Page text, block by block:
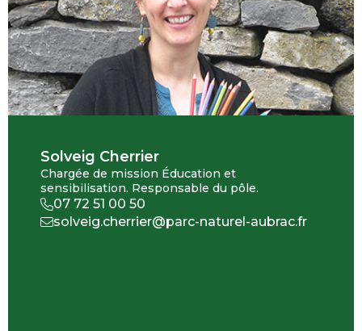
Solveig Cherrier
Chargée de mission Éducation et
sensibilisation. Responsable du pôle.
07 72 51 00 50
solveig.cherrier@parc-naturel-aubrac.fr